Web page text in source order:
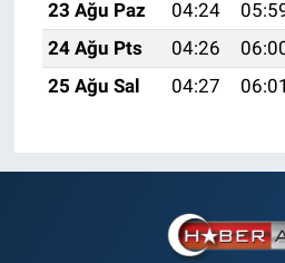
23 Ağu Paz
04:24
24 Ağu Pts
04:26
25 Ağu Sal
04:27 06:01